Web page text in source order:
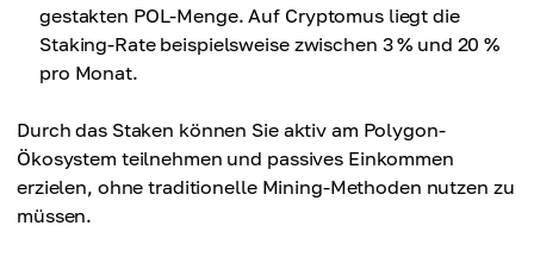
gestakten POL-Menge. Auf Cryptomus liegt die
Staking-Rate beispielsweise zwischen 3 % und 20 %
pro Monat.
Durch das Staken können Sie aktiv am Polygon-
Ökosystem teilnehmen und passives Einkommen
erzielen, ohne traditionelle Mining-Methoden nutzen zu
müssen.